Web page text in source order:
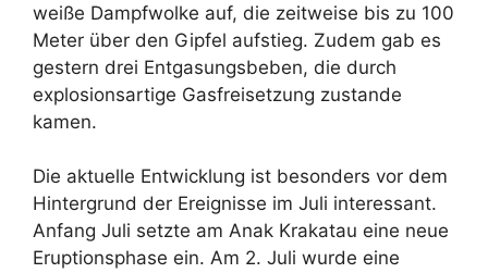
weiße Dampfwolke auf, die zeitweise bis zu 100
Meter über den Gipfel aufstieg. Zudem gab es
gestern drei Entgasungsbeben, die durch
explosionsartige Gasfreisetzung zustande
kamen.
Die aktuelle Entwicklung ist besonders vor dem
Hintergrund der Ereignisse im Juli interessant.
Anfang Juli setzte am Anak Krakatau eine neue
Eruptionsphase ein. Am 2. Juli wurde eine